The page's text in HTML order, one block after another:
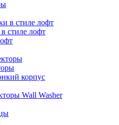
стиле лофт
корпус
Wall Washer